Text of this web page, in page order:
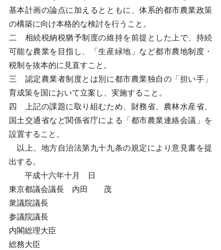
基本計画の論点に加えるとともに、体系的都市農業政策
の構築に向け本格的な検討を行うこと。
二 相続税納税猶予制度の維持を前提とした上で、持続
可能な農業を目指し、「生産緑地」など都市農地制度・
税制を抜本的に見直すこと。
三 認定農業者制度とは別に都市農業独自の「担い手」
育成策を国において立案し、実施すること。
四 上記の課題に取り組むため、財務省、農林水産省、
国土交通省など関係省庁による「都市農業連絡会議」を
設置すること。
以上、地方自治法第九十九条の規定により意見書を提
出する。
平成十六年十月 日
東京都議会議長 内田 茂
衆議院議長
参議院議長
内閣総理大臣
総務大臣